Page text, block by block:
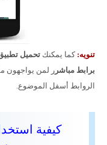
تنويه: كما يمكنك تحميل
برابط مباشر ر لمن يواجهون
الروابط أسفل الموضوع.